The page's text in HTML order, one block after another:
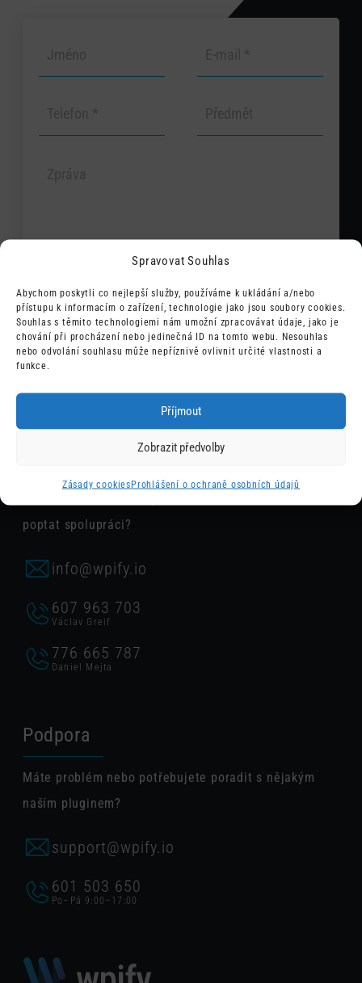
Spravovat Souhlas
Abychom poskytli co nejlepší služby, používáme k ukládání a/nebo
přístupu k informacím o zařízení, technologie jako jsou soubory cookies.
Souhlas s těmito technologiemi nám umožní zpracovávat údaje, jako je
chování při procházení nebo jedinečná ID na tomto webu. Nesouhlas
nebo odvolání souhlasu může nepříznivě ovlivnit určité vlastnosti a
funkce.
Příjmout
Zobrazit předvolby
Zásady cookiesProhlášení o ochraně osobních údajů
Odesláním souhlasím s tím, že mé
údaje budou využity pro zpětný
kontakt a vyřízení požadavku.
ODESLAT
poptat spolupráci?
info@wpify.io
607 963 703
Václav Greif
776 665 787
Daniel Mejta
Podpora
Máte problém nebo potřebujete poradit s nějakým
naším pluginem?
support@wpify.io
601 503 650
Po–Pá 9:00–17:00